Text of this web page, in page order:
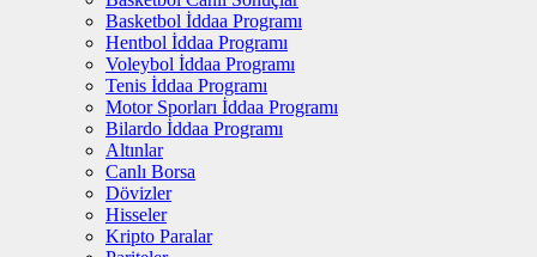
Basketbol İddaa Programı
Hentbol İddaa Programı
Voleybol İddaa Programı
Tenis İddaa Programı
Motor Sporları İddaa Programı
Bilardo İddaa Programı
Altınlar
Canlı Borsa
Dövizler
Hisseler
Kripto Paralar